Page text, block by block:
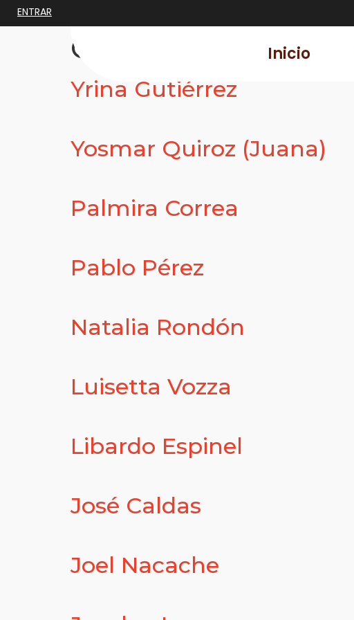
ENTRAR
Inicio
Categorías: Pintura
Yrina Gutiérrez
Yosmar Quiroz (Juana)
Palmira Correa
Pablo Pérez
Natalia Rondón
Luisetta Vozza
Libardo Espinel
José Caldas
Joel Nacache